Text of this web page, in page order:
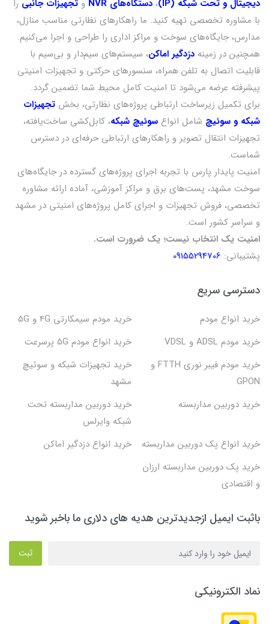
دیجیتال و تحت شبکه (IP)
، دستگاه‌های NVR و تجهیزات جانبی را
با مشاوره تخصصی تهیه کنید. ما راهکارهای نظارتی مناسب منازل،
مدارس، جایگاه‌های سوخت و مراکز اداری را طراحی و اجرا می‌کنیم.
همچنین در زمینه دزدگیر اماکن، سیستم‌های سیم‌دار و بی‌سیم با
قابلیت اتصال به تلفن همراه، سنسورهای حرکتی و تجهیزات امنیتی
پیشرفته عرضه می‌شود تا امنیت کامل محیط شما تضمین گردد.
برای تکمیل زیرساخت ارتباطی پروژه‌های نظارتی، بخش تجهیزات
شبکه و سوئیچ شامل انواع سوئیچ شبکه، کابل‌کشی ساخت‌یافته،
تجهیزات انتقال تصویر و راهکارهای ارتباطی حرفه‌ای در دسترس
شماست.
امنیت پایدار پارس با تجربه اجرای پروژه‌های گسترده در جایگاه‌های
سوخت مشهد، پست‌های برق و مراکز آموزشی، آماده ارائه مشاوره
تخصصی، فروش تجهیزات و اجرای کامل پروژه‌های امنیتی در مشهد
و سراسر کشور است.
امنیت یک انتخاب نیست؛ یک ضرورت است.
پشتیبانی: 09155294706
دسترسی سریع
خرید انواع مودم
خرید مودم سیمکارتی 4G و 5G
خرید مودم ADSL و VDSL
خرید انواع مودم 5G پرسرعت
خرید مودم فیبر نوری FTTH و
GPON
خرید تجهیزات شبکه و سوئیچ
مشهد
خرید دوربین مداربسته
خرید دوربین مداربسته تحت
شبکه وایرلس
خرید انواع پک دوربین مداربسته
خرید انواع دزدگیر اماکن
خرید پک دوربین مداربسته ارزان
و اقتصادی
باثبت ایمیل ازجدیدترین هدیه های دلاری ما باخبر شوید
ثبت
نماد الکترونیکی